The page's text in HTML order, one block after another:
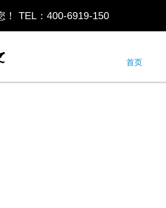
！ TEL：400-6919-150
首页